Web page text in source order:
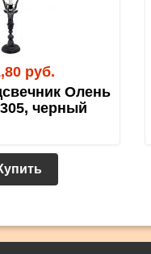
руб.
Олень
черный